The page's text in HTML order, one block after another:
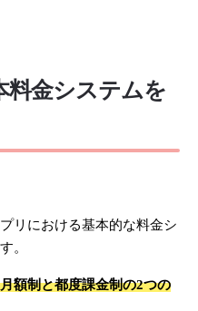
料金システムを
リにおける基本的な料金シ
。
月額制と都度課金制の2つの